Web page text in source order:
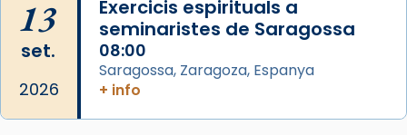
comitè organitzador de la visita apostòlica
del Sant Pare Lleó XIV a Barcelona, i als
col·laboradors, a la Catedral de Barcelona.
L’arquebisbe de Barcelona, el cardenal Joan
13
set.
2026
Exercicis espirituals a
seminaristes de Saragossa
08:00
Saragossa, Zaragoza, Espanya
+ info